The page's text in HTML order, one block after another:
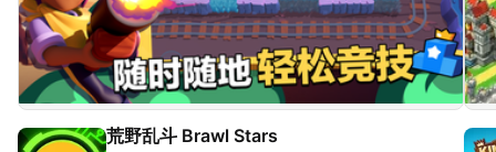
荒野乱斗 Brawl Stars